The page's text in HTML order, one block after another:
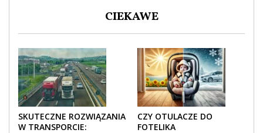
CIEKAWE
SKUTECZNE ROZWIĄZANIA
W TRANSPORCIE:
CZY OTULACZE DO
FOTELIKA